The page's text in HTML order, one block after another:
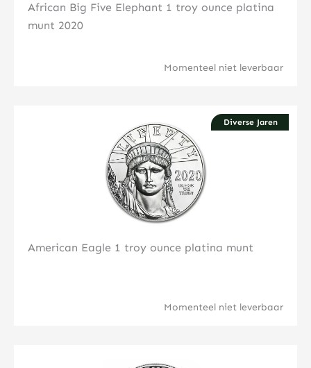
African Big Five Elephant 1 troy ounce platina
munt 2020
Momenteel niet leverbaar
Diverse Jaren
American Eagle 1 troy ounce platina munt
Momenteel niet leverbaar
Klik hier
Klik hier